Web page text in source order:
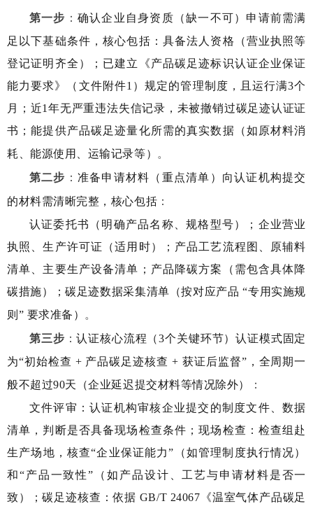
第一步 ： 确认企业自身资质（缺一不可）申请前需满
足以下基础条件，核心包括：具备法人资格（营业执照等
登记证明齐全）；已建立《产品碳足迹标识认证企业保证
能力要求》（文件附件1）规定的管理制度，且运行满3个
月；近1年无严重违法失信记录，未被撤销过碳足迹认证证
书；能提供产品碳足迹量化所需的真实数据（如原材料消
耗、能源使用、运输记录等）
。
第二步 ： 准备申请材料（重点清单）向认证机构提交
的材料需清晰完整，核心包括 ：
认证委托书（明确产品名称、规格型号）；企业营业
执照、生产许可证（适用时）；产品工艺流程图、原辅料
清单、主要生产设备清单；产品降碳方案（需包含具体降
碳措施）；碳足迹数据采集清单（按对应产品 “专用实施规
则” 要求准备） 。
第三步 ：认证核心流程（3个关键环节）认证模式固定
为“初始检查 + 产品碳足迹核查 + 获证后监督”，全周期一
般不超过90天（企业延迟提交材料等情况除外）
：
文件评审：认证机构审核企业提交的制度文件、数据
清单，判断是否具备现场检查条件；现场检查：检查组赴
生产场地，核查“企业保证能力”（如管理制度执行情况）
和“产品一致性”（如产品设计、工艺与申请材料是否一
致）；碳足迹核查：依据 GB/T 24067《温室气体产品碳足